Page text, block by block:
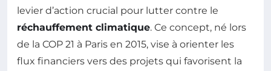
levier d’action crucial pour lutter contre le
réchauffement climatique. Ce concept, né lors
de la COP 21 à Paris en 2015, vise à orienter les
flux financiers vers des projets qui favorisent la